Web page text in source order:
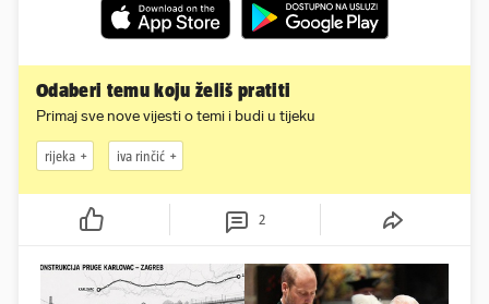
Odaberi temu koju želiš pratiti
Primaj sve nove vijesti o temi i budi u tijeku
rijeka iva rinčić
2